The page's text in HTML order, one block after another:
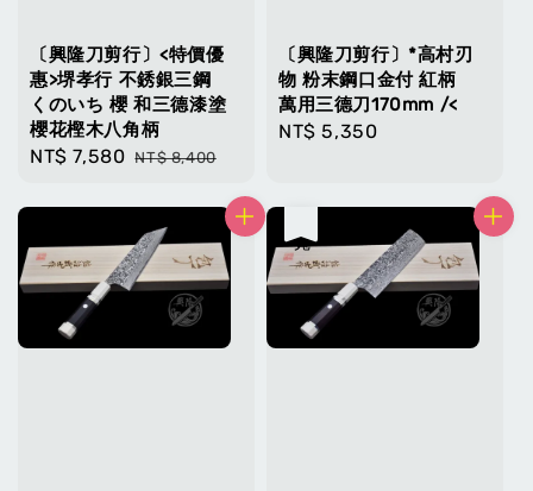
〔興隆刀剪行〕<特價優
惠>堺孝行 不銹銀三鋼
くのいち 櫻 和三德漆塗
櫻花樫木八角柄
Sale
NT$ 7,580 Regular
NT$ 8,400
〔興隆刀剪行〕*高村刃
物 粉末鋼口金付 紅柄
萬用三德刀170mm /<
Regular
NT$ 5,350